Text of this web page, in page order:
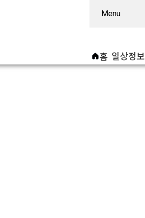
Menu
홈 일상정보